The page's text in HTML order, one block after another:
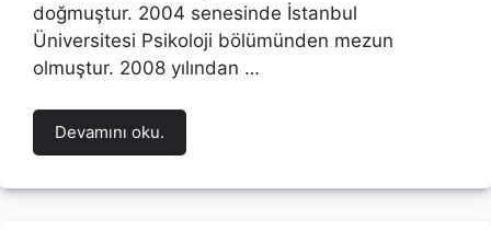
doğmuştur. 2004 senesinde İstanbul
Üniversitesi Psikoloji bölümünden mezun
olmuştur. 2008 yılından …
Devamını oku.